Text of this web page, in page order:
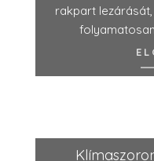
rakpart